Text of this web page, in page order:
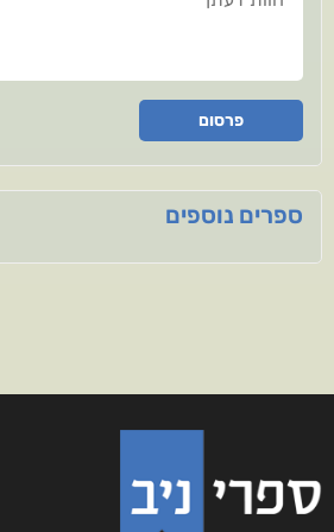
פרסום
ספרים נוספים